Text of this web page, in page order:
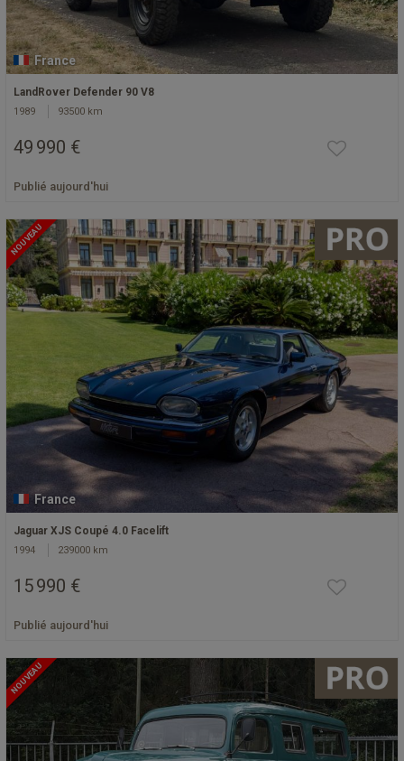
France
LandRover Defender 90 V8
1989 93500 km
49 990 €
Publié aujourd'hui
NOUVEAU
France
Jaguar XJS Coupé 4.0 Facelift
1994 239000 km
15 990 €
Publié aujourd'hui
NOUVEAU